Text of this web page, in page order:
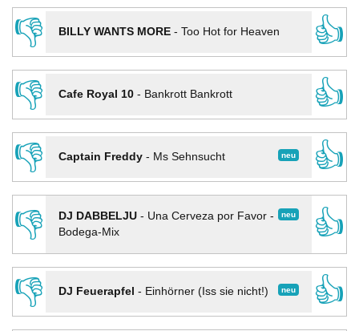
👎
BILLY WANTS MORE- Too Hot for Heaven
👍
👎
Cafe Royal 10- Bankrott Bankrott
👍
👎
neu
Captain Freddy- Ms Sehnsucht
👍
👎
neu
DJ DABBELJU- Una Cerveza por Favor -
Bodega-Mix
👍
👎
neu
DJ Feuerapfel - Einhörner (Iss sie nicht!)
👍